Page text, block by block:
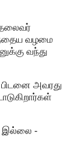
தலைவர்
வழமை
வந்து
அவரது
இல்லை -